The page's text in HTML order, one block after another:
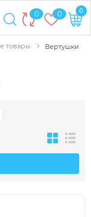
0 0 0
товары
Вертушки